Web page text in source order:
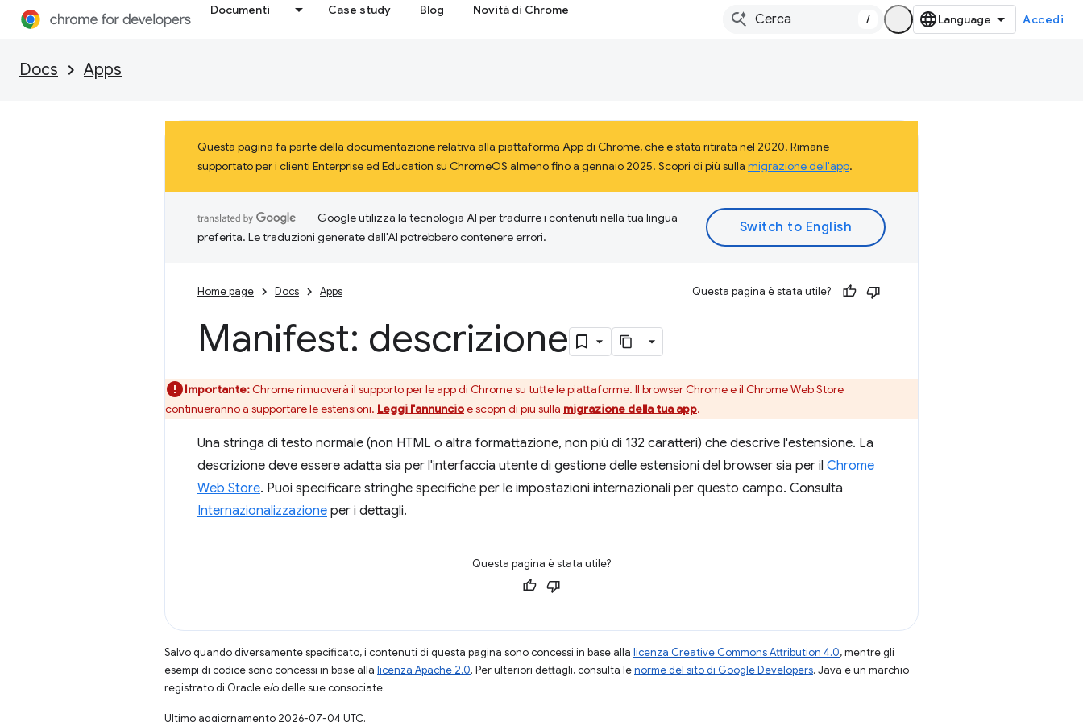
Documenti Case study Blog Novità di Chrome
/ Accedi
Docs Apps
Questa pagina fa parte della documentazione relativa alla piattaforma App di Chrome, che è stata ritirata nel 2020. Rimane
supportato per i clienti Enterprise ed Education su ChromeOS almeno fino a gennaio 2025. Scopri di più sulla migrazione dell'app.
Google utilizza la tecnologia AI per tradurre i contenuti nella tua lingua
preferita. Le traduzioni generate dall'AI potrebbero contenere errori.
Home page Docs Apps Questa pagina è stata utile?
Manifest: descrizione
Importante:Chrome rimuoverà il supporto per le app di Chrome su tutte le piattaforme. Il browser Chrome e il Chrome Web Store
continueranno a supportare le estensioni. Leggi l'annuncioe scopri di più sulla migrazione della tua app.
Una stringa di testo normale (non HTML o altra formattazione, non più di 132 caratteri) che descrive l'estensione. La
descrizione deve essere adatta sia per l'interfaccia utente di gestione delle estensioni del browser sia per il Chrome
Web Store. Puoi specificare stringhe specifiche per le impostazioni internazionali per questo campo. Consulta
Internazionalizzazione per i dettagli.
Questa pagina è stata utile?
Salvo quando diversamente specificato, i contenuti di questa pagina sono concessi in base alla licenza Creative Commons Attribution 4.0, mentre gli
esempi di codice sono concessi in base alla licenza Apache 2.0. Per ulteriori dettagli, consulta lenorme del sito di Google Developers. Java è un marchio
registrato di Oracle e/o delle sue consociate.
Ultimo aggiornamento 2026-07-04 UTC.